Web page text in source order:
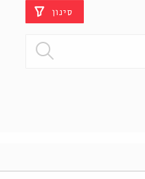
סינון